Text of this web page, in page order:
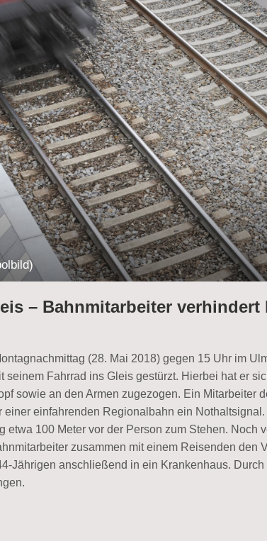
– Bahnmitarbeiter verhindert
(28. Mai 2018) gegen 15 Uhr im
seinem Fahrrad ins Gleis gestürzt. Hierbei hat er
sowie an den Armen zugezogen. Ein Mitarbeiter
einer einfahrenden Regionalbahn ein
etwa 100 Meter vor der Person zum Stehen. Noch
zusammen mit einem Reisenden den
Jährigen anschließend in ein Krankenhaus. Durch